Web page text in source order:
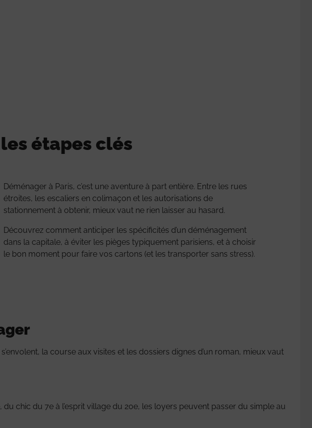
étapes clés
Déménager à Paris, c’est une aventure à part entière. Entre les rues
étroites, les escaliers en colimaçon et les autorisations de
stationnement à obtenir, mieux vaut ne rien laisser au hasard.
Découvrez comment anticiper les spécificités d’un déménagement
dans la capitale, à éviter les pièges typiquement parisiens, et à choisir
le bon moment pour faire vos cartons (et les transporter sans stress).
la course aux visites et les dossiers dignes d’un roman, mieux vaut
du chic du 7e à l’esprit village du 20e, les loyers peuvent passer du simple au